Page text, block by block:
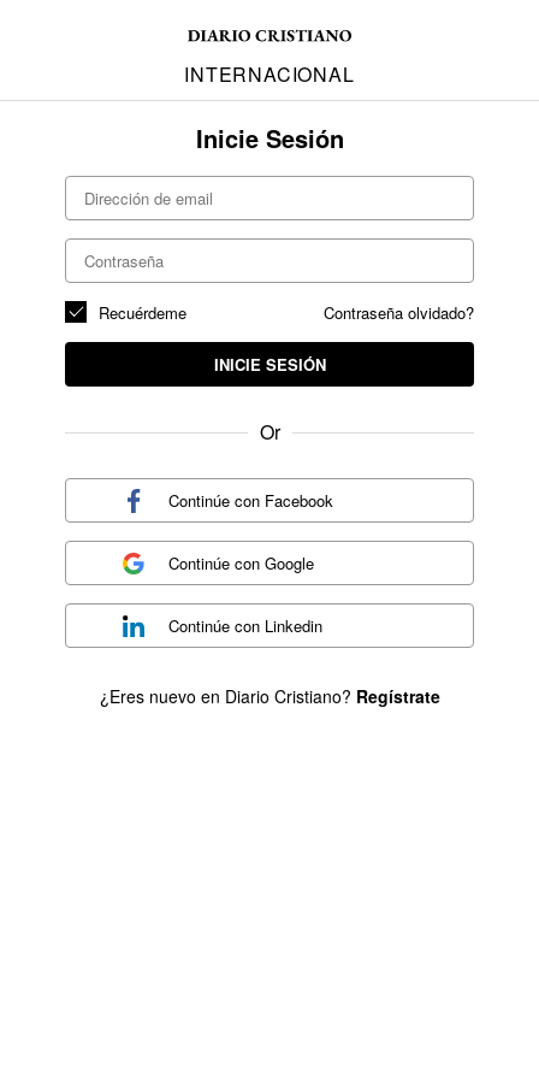
INTERNACIONAL
Inicie Sesión
Contraseña olvidado?
Recuérdeme
INICIE SESIÓN
Or
Continúe con Facebook
Continúe conGoogle
Continúe con Linkedin
¿Eres nuevo en Diario Cristiano? Regístrate